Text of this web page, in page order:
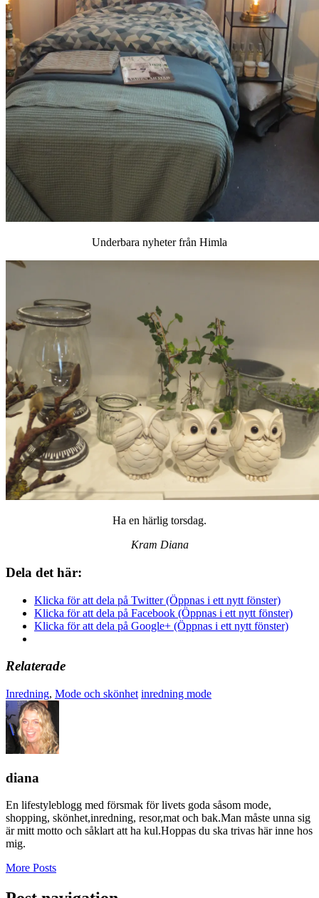
Underbara nyheter från Himla
Ha en härlig torsdag.
Kram Diana
Dela det här:
Klicka för att dela på Twitter (Öppnas i ett nytt fönster)
Klicka för att dela på Facebook (Öppnas i ett nytt fönster)
Klicka för att dela på Google+ (Öppnas i ett nytt fönster)
Relaterade
Inredning, Mode och skönhet inredning mode
diana
En lifestyleblogg med försmak för livets goda såsom mode,
shopping, skönhet,inredning, resor,mat och bak.Man måste unna sig
är mitt motto och såklart att ha kul.Hoppas du ska trivas här inne hos
mig.
More Posts